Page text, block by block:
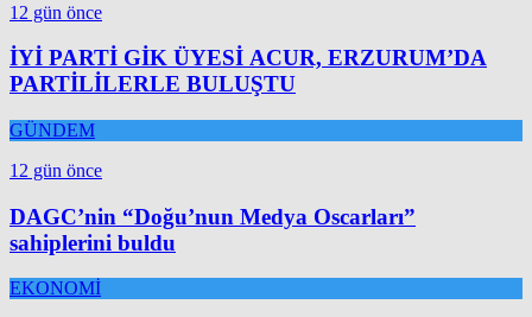
12 gün önce
İYİ PARTİ GİK ÜYESİ ACUR, ERZURUM’DA
PARTİLİLERLE BULUŞTU
GÜNDEM
12 gün önce
DAGC’nin “Doğu’nun Medya Oscarları”
sahiplerini buldu
EKONOMİ